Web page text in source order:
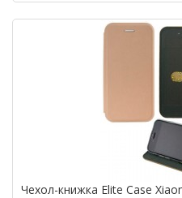
Чехол-книжка Elite Case